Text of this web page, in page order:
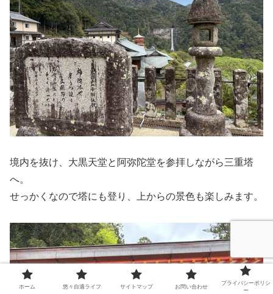
境内を抜け、大黒天堂と阿弥陀堂を参拝しながら三重塔
へ。
せっかくなので塔にも登り、上からの景色も楽しみます。
ホーム 悠々自適ライフ サイトマップ お問い合わせ
プライバシーポリシ
ー